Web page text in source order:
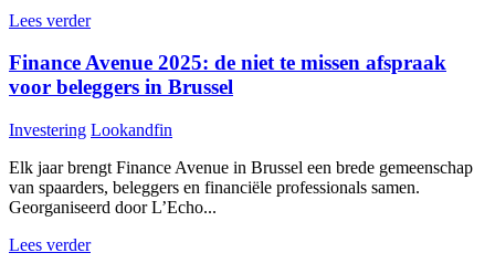
Lees verder
Finance Avenue 2025: de niet te missen afspraak
voor beleggers in Brussel
Investering Lookandfin
Elk jaar brengt Finance Avenue in Brussel een brede gemeenschap
van spaarders, beleggers en financiële professionals samen.
Georganiseerd door L’Echo...
Lees verder